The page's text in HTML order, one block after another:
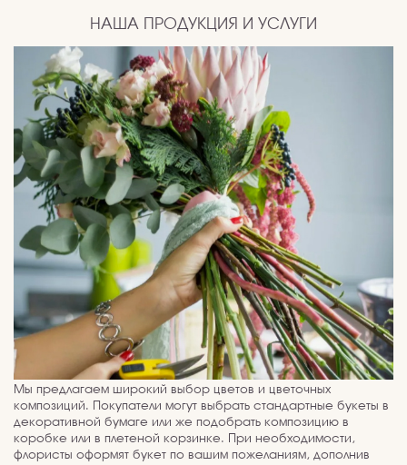
НАША ПРОДУКЦИЯ И УСЛУГИ
Мы предлагаем широкий выбор цветов и цветочных
композиций. Покупатели могут выбрать стандартные букеты в
декоративной бумаге или же подобрать композицию в
коробке или в плетеной корзинке. При необходимости,
флористы оформят букет по вашим пожеланиям, дополнив